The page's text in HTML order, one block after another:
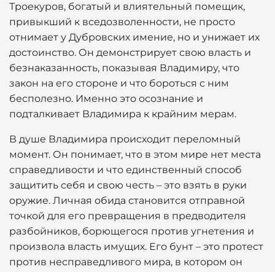
Троекуров, богатый и влиятельный помещик,
привыкший к вседозволенности, не просто
отнимает у Дубровских имение, но и унижает их
достоинство. Он демонстрирует свою власть и
безнаказанность, показывая Владимиру, что
закон на его стороне и что бороться с ним
бесполезно. Именно это осознание и
подталкивает Владимира к крайним мерам.
В душе Владимира происходит переломный
момент. Он понимает, что в этом мире нет места
справедливости и что единственный способ
защитить себя и свою честь – это взять в руки
оружие. Личная обида становится отправной
точкой для его превращения в предводителя
разбойников, борющегося против угнетения и
произвола власть имущих. Его бунт – это протест
против несправедливого мира, в котором он